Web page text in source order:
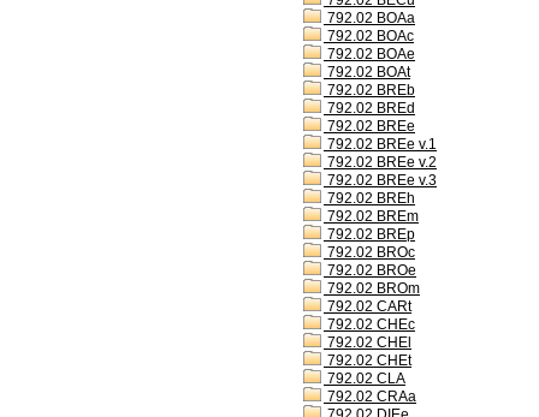
792.02 BOAa
792.02 BOAc
792.02 BOAe
792.02 BOAt
792.02 BREb
792.02 BREd
792.02 BREe
792.02 BREe v.1
792.02 BREe v.2
792.02 BREe v.3
792.02 BREh
792.02 BREm
792.02 BREp
792.02 BROc
792.02 BROe
792.02 BROm
792.02 CARt
792.02 CHEc
792.02 CHEl
792.02 CHEt
792.02 CLA
792.02 CRAa